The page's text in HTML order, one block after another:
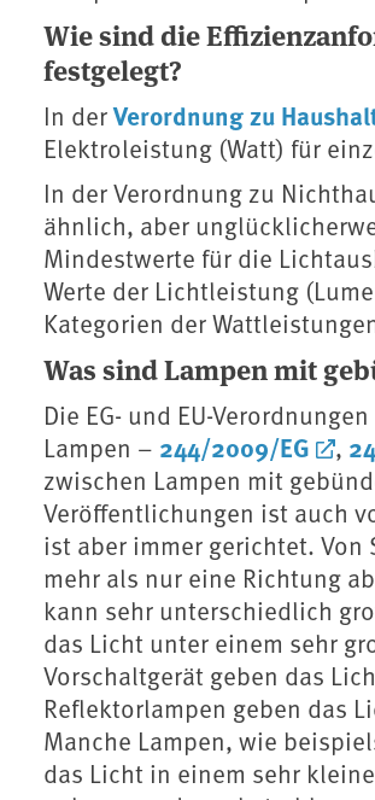
Wie sind die
festgelegt?
In derVerordnung zu
Elektroleistung (Watt) für
In der Verordnung zu
ähnlich, aber
Mindestwerte für die
Werte der Lichtleistung
Kategorien der
Was sind Lampen mit
Die EG- und EU-
Lampen – 244/2009/EG ,
zwischen Lampen mit
Veröffentlichungen ist auch
ist aber immer gerichtet.
mehr als nur eine Richtung
kann sehr unterschiedlich
das Licht unter einem sehr
Vorschaltgerät geben das
Reflektorlampen geben das
Manche Lampen, wie
das Licht in einem sehr